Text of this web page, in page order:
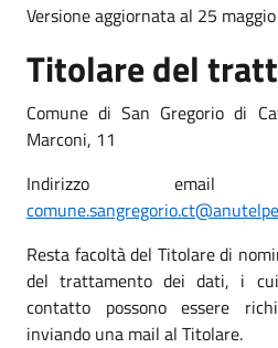
Versione aggiornata al 25
Titolare del
Comune di San Gregorio di
Marconi, 11
Indirizzo email
Resta facoltà del Titolare di
del trattamento dei dati, i
contatto possono essere
inviando una mail al Titolare.